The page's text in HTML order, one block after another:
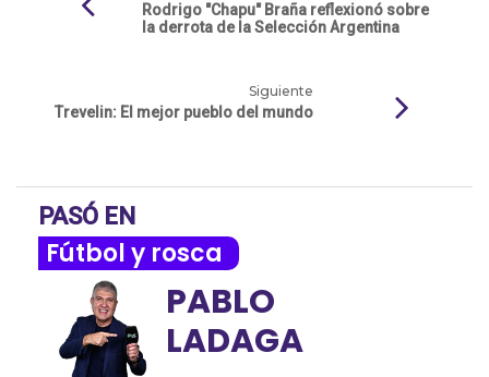
Rodrigo "Chapu" Braña reflexionó sobre
la derrota de la Selección Argentina
Siguiente
Trevelin: El mejor pueblo del mundo
PASÓ EN
Fútbol y rosca
PABLO
LADAGA